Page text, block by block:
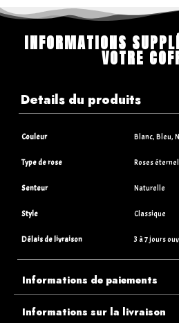
INFORMATIONS
VOTRE
Details du produits
Couleur Blanc, Bleu,
Type de rose Roses
Senteur Naturelle
Style Classique
Délais de livraison 3 à 7 jours
Informations de paiements
Informations sur la livraison